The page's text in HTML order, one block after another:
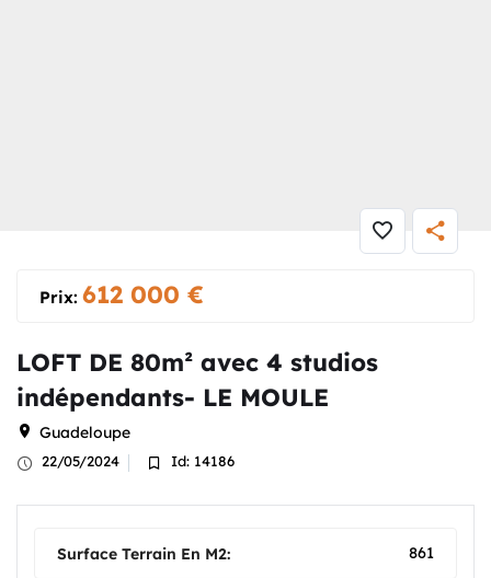
Prix: 612 000 €
LOFT DE 80m² avec 4 studios
indépendants- LE MOULE
Guadeloupe
22/05/2024 Id: 14186
Surface Terrain En M2: 861